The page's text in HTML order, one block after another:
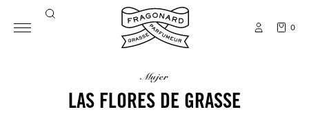
0
mujer
LAS FLORES DE GRASSE